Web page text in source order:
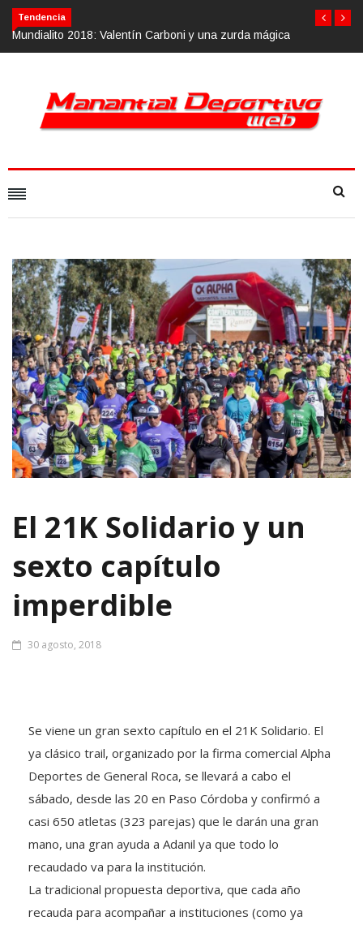
Tendencia
mágicaCalvario Race 2018, 10 de noviembre
El 21K Solidario y un
sexto capítulo
imperdible
30 agosto, 2018
Se viene un gran sexto capítulo en el 21K Solidario. El
ya clásico trail, organizado por la firma comercial Alpha
Deportes de General Roca, se llevará a cabo el
sábado, desde las 20 en Paso Córdoba y confirmó a
casi 650 atletas (323 parejas) que le darán una gran
mano, una gran ayuda a Adanil ya que todo lo
recaudado va para la institución.
La tradicional propuesta deportiva, que cada año
recauda para acompañar a instituciones (como ya